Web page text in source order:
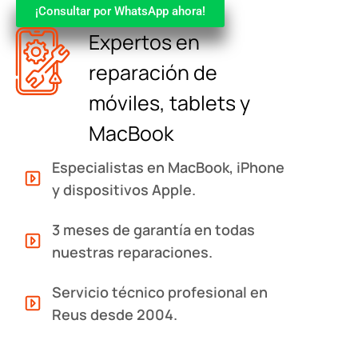
¡Consultar por WhatsApp ahora!
Expertos en
reparación de
móviles, tablets y
MacBook
Especialistas en MacBook, iPhone
y dispositivos Apple.
3 meses de garantía en todas
nuestras reparaciones.
Servicio técnico profesional en
Reus desde 2004.